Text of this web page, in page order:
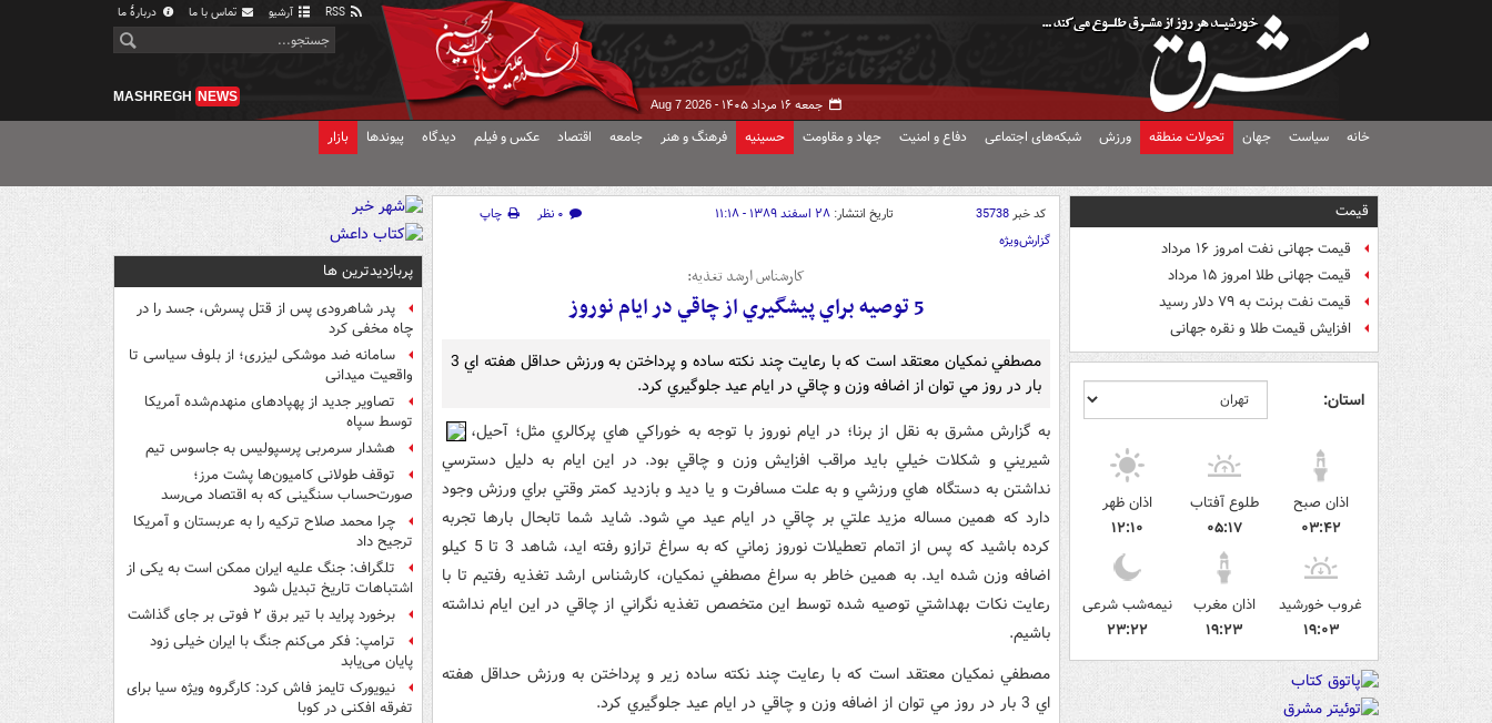
آرشیو تماس با ما دربارهٔ ما
جمعه ۱۶ مرداد ۱۴۰۵ - Aug 7 2026
MASHREGH NEWS
خانه سیاست جهان تحولات منطقه ورزش شبکه‌های اجتماعی دفاع و امنیت جهاد و مقاومت حسینیه فرهنگ و هنر جامعه اقتصاد عکس و فیلم دیدگاه پیوندها بازار
قیمت
قیمت جهانی نفت امروز ۱۶ مرداد
قیمت جهانی طلا امروز ۱۵ مرداد
قیمت نفت برنت به ۷۹ دلار رسید
افزایش قیمت طلا و نقره جهانی
استان:
اذان صبح
۰۳:۴۲
طلوع آفتاب
۰۵:۱۷
اذان ظهر
۱۲:۱۰
غروب خورشید
۱۹:۰۳
اذان مغرب
۱۹:۲۳
نیمه‌شب شرعی
۲۳:۲۲
کد خبر35738 تاریخ انتشار: ۲۸ اسفند ۱۳۸۹ - ۱۱:۱۸ ۰ نظر
چاپ
گزارش‌ویژه
کارشناس ارشد تغذيه:
5 توصيه براي پيشگيري از چاقي در ايام نوروز
مصطفي نمکيان معتقد است که با رعايت چند نکته ساده و پرداختن به ورزش حداقل هفته اي 3
بار در روز مي توان از اضافه وزن و چاقي در ايام عيد جلوگيري کرد.
به گزارش مشرق به نقل از برنا؛ در ايام نوروز با توجه به خوراکي هاي پرکالري مثل؛ آحيل،
شيريني و شکلات خيلي بايد مراقب افزايش وزن و چاقي بود. در اين ايام به دليل دسترسي
نداشتن به دستگاه هاي ورزشي و به علت مسافرت و يا ديد و بازديد کمتر وقتي براي ورزش وجود
دارد که همين مساله مزيد علتي بر چاقي در ايام عيد مي شود. شايد شما تابحال بارها تجربه
کرده باشيد که پس از اتمام تعطيلات نوروز زماني که به سراغ ترازو رفته ايد، شاهد 3 تا 5 کيلو
اضافه وزن شده ايد. به همين خاطر به سراغ مصطفي نمکيان، کارشناس ارشد تغذيه رفتيم تا با
رعايت نکات بهداشتي توصيه شده توسط اين متخصص تغذيه نگراني از چاقي در اين ايام نداشته
باشيم.
مصطفي نمکيان معتقد است که با رعايت چند نکته ساده زير و پرداختن به ورزش حداقل هفته
اي 3 بار در روز مي توان از اضافه وزن و چاقي در ايام عيد جلوگيري کرد.
پربازدیدترین ها
پدر شاهرودی پس از قتل پسرش، جسد را در
چاه مخفی کرد
سامانه ضد موشکی لیزری؛ از بلوف سیاسی تا
واقعیت میدانی
تصاویر جدید از پهپادهای منهدم‌شده آمریکا
توسط سپاه
هشدار سرمربی پرسپولیس به جاسوس تیم
توقف طولانی کامیون‌ها پشت مرز؛
صورت‌حساب سنگینی که به اقتصاد می‌رسد
چرا محمد صلاح ترکیه را به عربستان و آمریکا
ترجیح داد
تلگراف: جنگ علیه ایران ممکن است به یکی از
اشتباهات تاریخ تبدیل شود
برخورد پراید با تیر برق ۲ فوتی بر جای گذاشت
ترامپ: فکر می‌کنم جنگ با ایران خیلی زود
پایان می‌یابد
نیویورک تایمز فاش کرد: کارگروه ویژه سیا برای
تفرقه افکنی در کوبا